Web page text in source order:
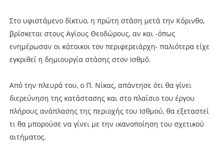
Στο υφιστάμενο δίκτυο, η πρώτη στάση μετά την Κόρινθο,
βρίσκεται στους Αγίους Θεοδώρους, αν και -όπως
ενημέρωσαν οι κάτοικοι τον περιφερειάρχη- παλιότερα είχε
εγκριθεί η δημιουργία στάσης στον Ισθμό.
Από την πλευρά του, ο Π. Νίκας, απάντησε ότι θα γίνει
διερεύνηση της κατάστασης και στο πλαίσιο του έργου
πλήρους ανάπλασης της περιοχής του Ισθμού, θα εξεταστεί
τι θα μπορούσε να γίνει με την ικανοποίηση του σχετικού
αιτήματος.